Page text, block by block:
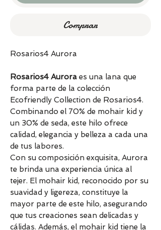
Comprar
Rosarios4 Aurora
Rosarios4 Aurora es una lana que
forma parte de la colección
Ecofriendly Collection de Rosarios4.
Combinando el 70% de mohair kid y
un 30% de seda, este hilo ofrece
calidad, elegancia y belleza a cada una
de tus labores.
Con su composición exquisita, Aurora
te brinda una experiencia única al
tejer. El mohair kid, reconocido por su
suavidad y ligereza, constituye la
mayor parte de este hilo, asegurando
que tus creaciones sean delicadas y
cálidas. Además, el mohair kid tiene la